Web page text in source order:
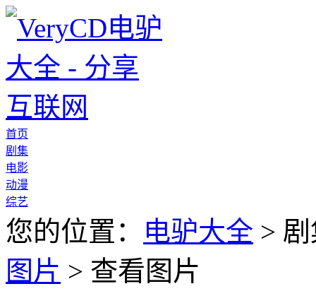
首页
剧集
电影
动漫
综艺
您的位置： 电驴大全 >
图片 > 查看图片